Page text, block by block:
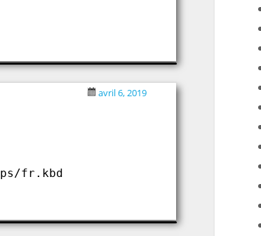
avril 6, 2019
fr.kbd